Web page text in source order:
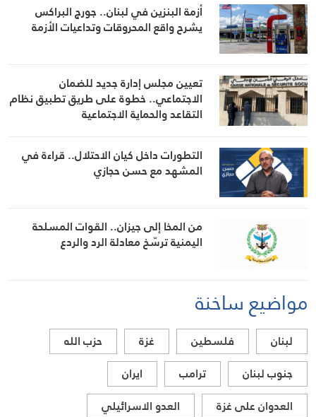
أزمة البنزين في لبنان.. جورج البراكس
يشرح واقع المحروقات وتداعيات الأزمة
تعيين مجلس إدارة جديد للضمان
الاجتماعي.. خطوة على طريق تطبيق نظام
التقاعد والحماية الاجتماعية
التطورات داخل كيان الاحتلال.. قراءة في
المشهد مع حسن حجازي
من المخا إلى جيزان.. القوات المسلحة
اليمنية ترسّخ معادلة الرد والردع
مواضيع ساخنة
لبنان فلسطين غزة
حزب الله
جنوب لبنان
ترامب
ايران
العدوان على غزة
العدو الاسرائيلي